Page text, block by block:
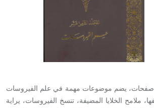
المجلد في / 208/ صفحات، يضم موضوعات مهمة في علم الفيروسات
ملامح الخلايا المضيفة، تنسخ الفيروسات، يراية